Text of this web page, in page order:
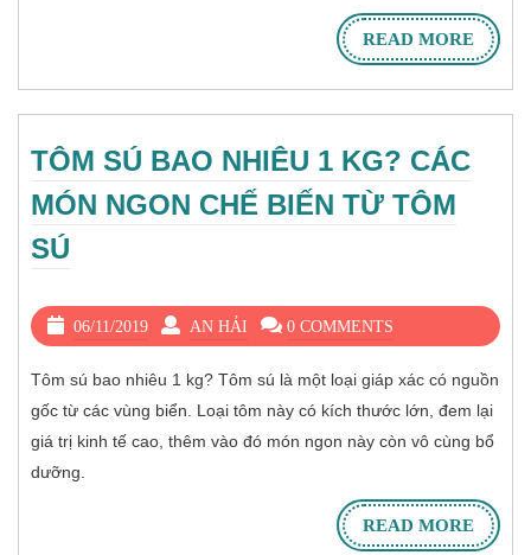
READ MORE
TÔM SÚ BAO NHIÊU 1 KG? CÁC
MÓN NGON CHẾ BIẾN TỪ TÔM
SÚ
06/11/2019 AN HẢI 0 COMMENTS
Tôm sú bao nhiêu 1 kg? Tôm sú là một loại giáp xác có nguồn
gốc từ các vùng biển. Loại tôm này có kích thước lớn, đem lại
giá trị kinh tế cao, thêm vào đó món ngon này còn vô cùng bổ
dưỡng.
READ MORE